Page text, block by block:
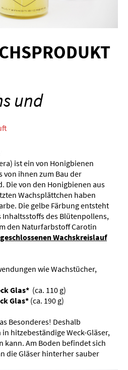
und
ist ein von Honigbienen
von ihnen zum Bau der
Die von den Honigbienen aus
Wachsplättchen haben
Die gelbe Färbung entsteht
des Blütenpollens,
den Naturfarbstoff Carotin
Wachskreislauf
wie Wachstücher,
Glas* (ca. 110 g)
Glas* (ca. 190 g)
Besonderes! Deshalb
hitzebeständige Weck-Gläser,
kann. Am Boden befindet sich
die Gläser hinterher sauber